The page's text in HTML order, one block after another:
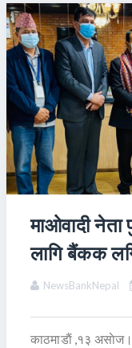
माओवादी
लागि बैंकक
NewsBankNepal
काठमाडाैं ,१३